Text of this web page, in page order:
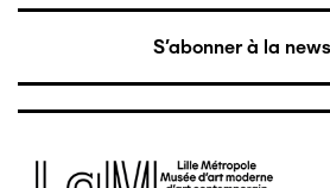
S'abonner à la
Image